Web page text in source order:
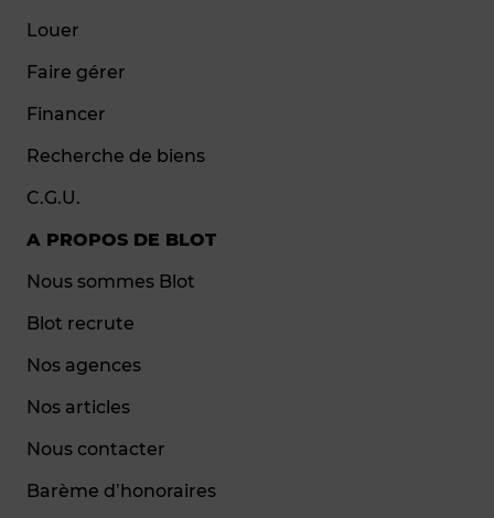
Louer
Faire gérer
Financer
Recherche de biens
C.G.U.
A PROPOS DE BLOT
Nous sommes Blot
Blot recrute
Nos agences
Nos articles
Nous contacter
Barème d’honoraires